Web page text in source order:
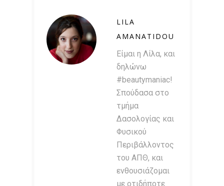
LILA
AMANATIDOU
Είμαι η Λίλα, και
δηλώνω
#beautymaniac!
Σπούδασα στο
τμήμα
Δασολογίας και
Φυσικού
Περιβάλλοντος
του ΑΠΘ, και
ενθουσιάζομαι
με οτιδήποτε